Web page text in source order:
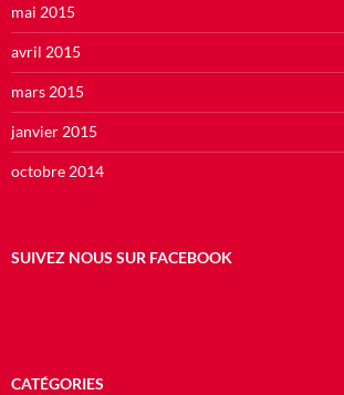
mai 2015
avril 2015
mars 2015
janvier 2015
octobre 2014
SUIVEZ NOUS SUR FACEBOOK
CATÉGORIES